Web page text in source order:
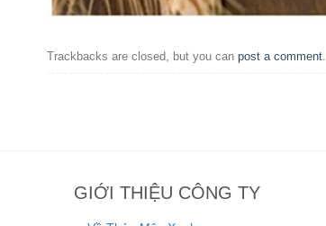
Trackbacks are closed, but you can post a comment.
GIỚI THIỆU CÔNG TY